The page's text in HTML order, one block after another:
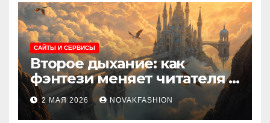
САЙТЫ И СЕРВИСЫ
Второе дыхание: как
фэнтези меняет читателя и
культуру
2 МАЯ 2026 NOVAKFASHION